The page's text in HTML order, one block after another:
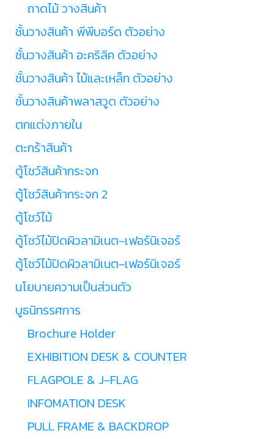
ถาดไม้ วางสินค้า
ชั้นวางสินค้า พีพีบอร์ด ตัวอย่าง
ชั้นวางสินค้า อะคริลิค ตัวอย่าง
ชั้นวางสินค้า ไม้และเหล็ก ตัวอย่าง
ชั้นวางสินค้าพลาสวูด ตัวอย่าง
ตกแต่งภายใน
ตะกร้าสินค้า
ตู้โชว์สินค้ากระจก
ตู้โชว์สินค้ากระจก 2
ตู้โชว์ไม้
ตู้โชว์ไม้ปิดผิวลามิเนต-เฟอร์นิเจอร์
ตู้โชว์ไม้ปิดผิวลามิเนต-เฟอร์นิเจอร์
นโยบายความเป็นส่วนตัว
บูธนิทรรศการ
Brochure Holder
EXHIBITION DESK & COUNTER
FLAGPOLE & J-FLAG
INFOMATION DESK
PULL FRAME & BACKDROP